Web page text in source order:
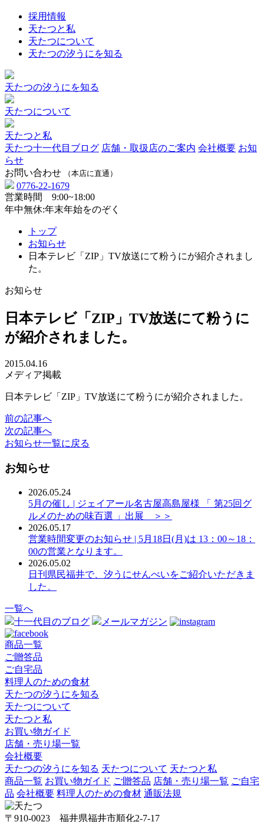
採用情報
天たつと私
天たつについて
天たつの汐うにを知る
天たつの汐うにを知る
天たつについて
天たつと私
天たつ十一代目ブログ 店舗・取扱店のご案内 会社概要 お知
らせ
お問い合わせ
（本店に直通）
0776-22-1679
営業時間 9:00~18:00
年中無休:年末年始をのぞく
トップ
お知らせ
日本テレビ「ZIP」TV放送にて粉うにが紹介されまし
た。
お知らせ
日本テレビ「ZIP」TV放送にて粉うに
が紹介されました。
2015.04.16
メディア掲載
日本テレビ「ZIP」TV放送にて粉うにが紹介されました。
前の記事へ
次の記事へ
お知らせ一覧に戻る
お知らせ
2026.05.24
5月の催し | ジェイアール名古屋高島屋様 「 第25回グ
ルメのための味百選 」出展 ＞＞
2026.05.17
営業時間変更のお知らせ | 5月18日(月)は 13：00～18：
00の営業となります。
2026.05.02
日刊県民福井で、汐うにせんべいをご紹介いただきま
した。
一覧へ
十一代目のブログ
メールマガジン
商品一覧
ご贈答品
ご自宅品
料理人のための食材
天たつの汐うにを知る
天たつについて
天たつと私
お買い物ガイド
店舗・売り場一覧
会社概要
天たつの汐うにを知る 天たつについて 天たつと私
商品一覧 お買い物ガイド ご贈答品 店舗・売り場一覧 ご自宅
品 会社概要 料理人のための食材 通販法規
〒910-0023 福井県福井市順化2-7-17